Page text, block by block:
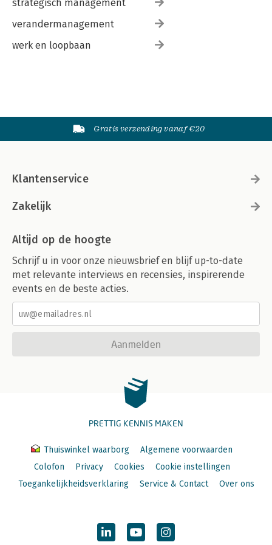
strategisch management
verandermanagement
werk en loopbaan
Gratis verzending vanaf €20
Klantenservice
Zakelijk
Altijd op de hoogte
Schrijf u in voor onze nieuwsbrief en blijf up-to-date
met relevante interviews en recensies, inspirerende
events en de beste acties.
Aanmelden
PRETTIG KENNIS MAKEN
Thuiswinkel waarborg
Algemene voorwaarden
Colofon
Privacy Cookies
Cookie instellingen
Toegankelijkheidsverklaring
Service & Contact Over ons